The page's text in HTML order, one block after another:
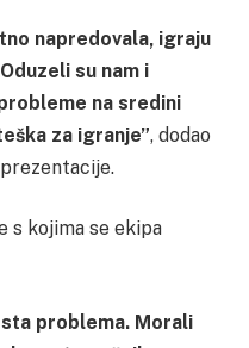
napredovala, igraju
su nam i
na sredini
za igranje”, dodao
s kojima se ekipa
problema. Morali